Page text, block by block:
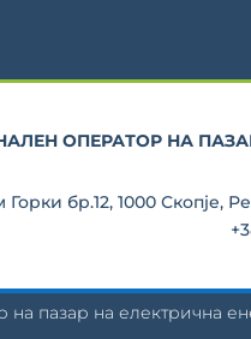
ОПЕРАТОР НА
Горки бр.12, 1000 Скопје,
пазар на електрична